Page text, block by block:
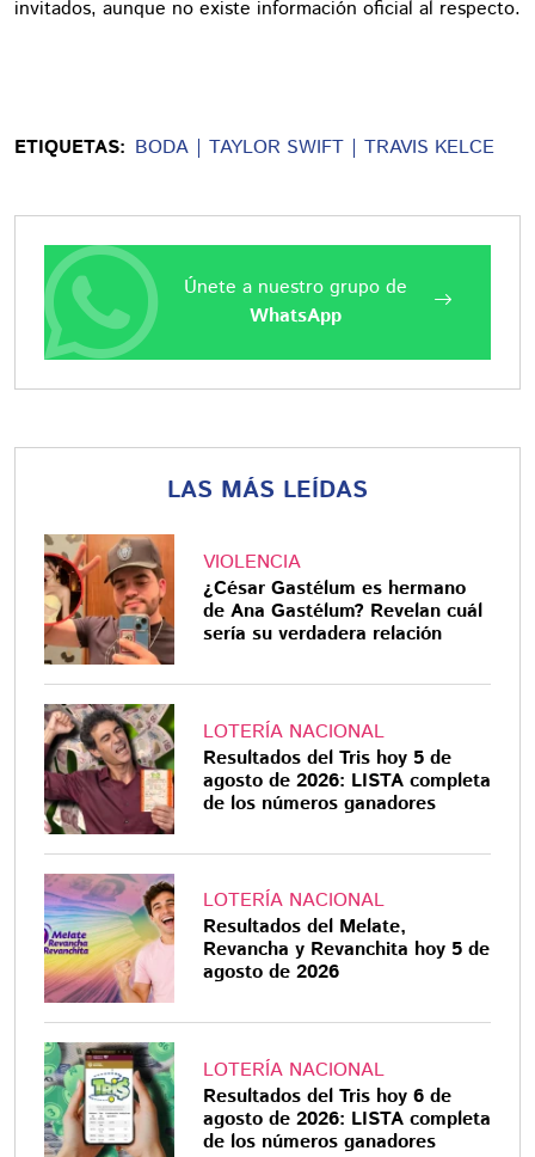
invitados, aunque no existe información oficial al respecto.
ETIQUETAS: BODA TAYLOR SWIFT TRAVIS KELCE
Únete a nuestro grupo de
WhatsApp
LAS MÁS LEÍDAS
VIOLENCIA
¿César Gastélum es hermano
de Ana Gastélum? Revelan cuál
sería su verdadera relación
LOTERÍA NACIONAL
Resultados del Tris hoy 5 de
agosto de 2026: LISTA completa
de los números ganadores
LOTERÍA NACIONAL
Resultados del Melate,
Revancha y Revanchita hoy 5 de
agosto de 2026
LOTERÍA NACIONAL
Resultados del Tris hoy 6 de
agosto de 2026: LISTA completa
de los números ganadores